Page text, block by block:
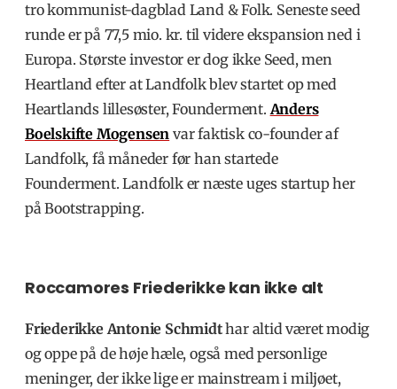
tro kommunist-dagblad Land & Folk. Seneste seed
runde er på 77,5 mio. kr. til videre ekspansion ned i
Europa. Største investor er dog ikke Seed, men
Heartland efter at Landfolk blev startet op med
Heartlands lillesøster, Founderment.Anders
Boelskifte Mogensen var faktisk co-founder af
Landfolk, få måneder før han startede
Founderment. Landfolk er næste uges startup her
på Bootstrapping.
Roccamores Friederikke kan ikke alt
Friederikke Antonie Schmidthar altid været modig
og oppe på de høje hæle, også med personlige
meninger, der ikke lige er mainstream i miljøet,